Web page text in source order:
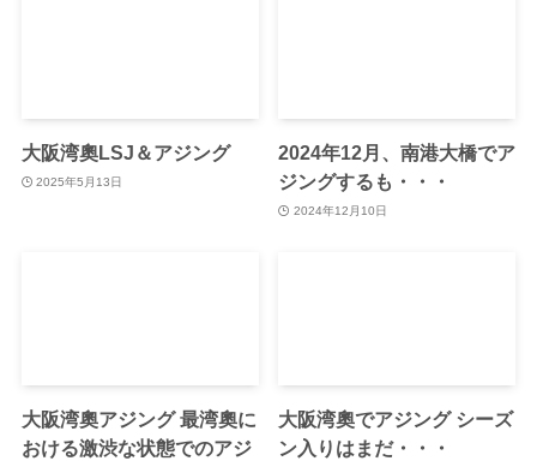
大阪湾奧LSJ＆アジング
2025年5月13日
2024年12月、南港大橋でア
ジングするも・・・
2024年12月10日
大阪湾奧アジング 最湾奧に
おける激渋な状態でのアジ
大阪湾奧でアジング シーズ
ン入りはまだ・・・